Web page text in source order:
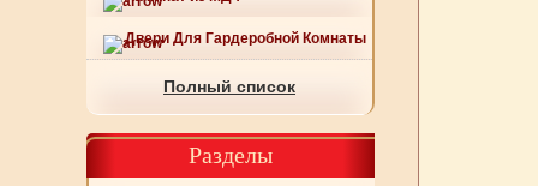
Двери Для Гардеробной Комнаты
Полный список
Разделы